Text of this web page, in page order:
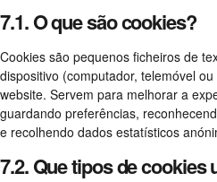
7.1. O que são cookies?
Cookies são pequenos ficheiros de
dispositivo (computador, telemóvel
website. Servem para melhorar a
guardando preferências,
e recolhendo dados estatísticos
7.2. Que tipos de cookies